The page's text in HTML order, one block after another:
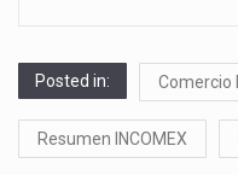
Posted in: Comercio
Resumen INCOMEX